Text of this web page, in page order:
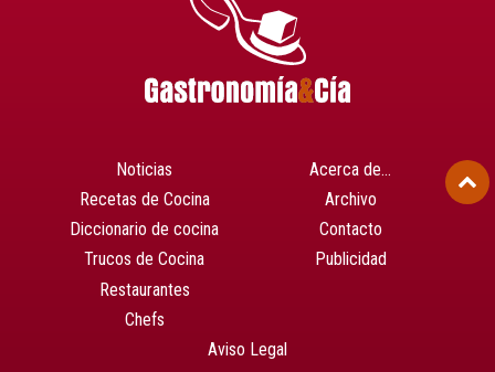
Noticias
Recetas de Cocina
Diccionario de cocina
Trucos de Cocina
Restaurantes
Chefs
Acerca de…
Archivo
Contacto
Publicidad
Aviso Legal